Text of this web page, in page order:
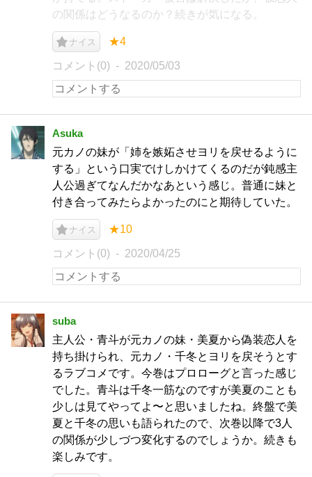
の関係はどうなるのか？続きが気になる。
ナイス ★4
コメント(0) 2020/05/03
Asuka
元カノの妹が「姉を嫉妬させヨリを戻せるように
する」という口実でけしかけてくるのだが鈍感主
人公過ぎてなんだかなあという感じ。普通に妹と
付き合ってみたらよかったのにと期待していた。
ナイス ★10
コメント(0) 2020/04/25
suba
主人公・青斗が元カノの妹・美夏から偽装恋人を
持ち掛けられ、元カノ・千冬とヨリを戻そうとす
るラブコメです。今巻はプロローグと言った感じ
でした。青斗は千冬一筋なのですが美夏のことも
少しは見てやってよ〜と思いましたね。終盤で美
夏と千冬の思いも語られたので、次巻以降で3人
の関係が少しづつ変化するのでしょうか。続きも
楽しみです。